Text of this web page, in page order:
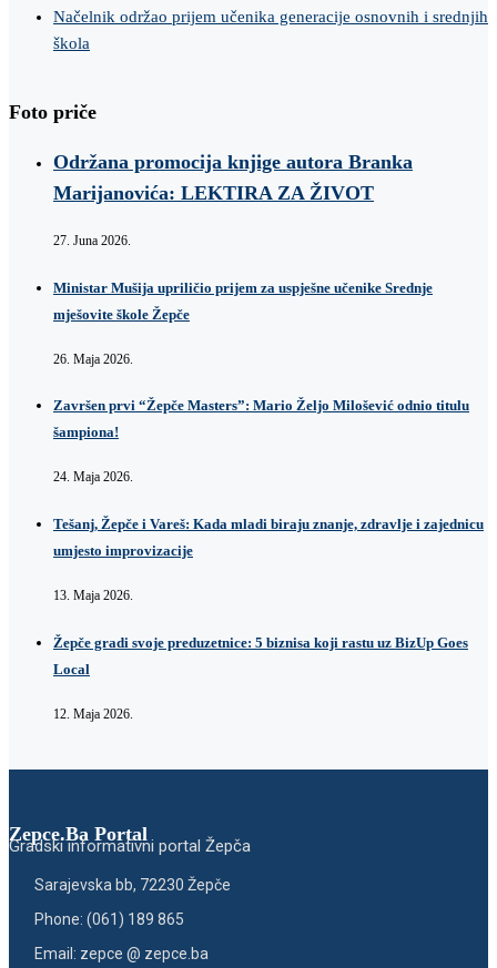
Načelnik održao prijem učenika generacije osnovnih i srednjih
škola
Foto priče
Održana promocija knjige autora Branka
Marijanovića: LEKTIRA ZA ŽIVOT
27. Juna 2026.
Ministar Mušija upriličio prijem za uspješne učenike Srednje
mješovite škole Žepče
26. Maja 2026.
Završen prvi “Žepče Masters”: Mario Željo Milošević odnio titulu
šampiona!
24. Maja 2026.
Tešanj, Žepče i Vareš: Kada mladi biraju znanje, zdravlje i zajednicu
umjesto improvizacije
13. Maja 2026.
Žepče gradi svoje preduzetnice: 5 biznisa koji rastu uz BizUp Goes
Local
12. Maja 2026.
Zepce.Ba Portal
Gradski informativni portal Žepča
Sarajevska bb, 72230 Žepče
Phone: (061) 189 865
Email: zepce @ zepce.ba